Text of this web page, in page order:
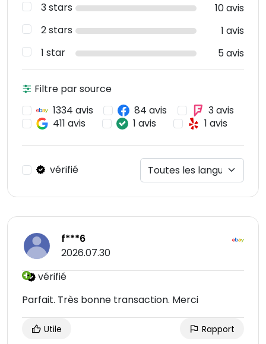
3 stars
10 avis
2 stars
1 avis
1 star
5 avis
Filtre par source
1334 avis
84 avis
3 avis
411 avis
1 avis 1 avis
vérifié
f***6
2026.07.30
vérifié
Parfait. Très bonne transaction. Merci
Utile Rapport